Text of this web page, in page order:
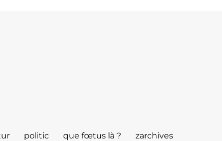
politic que fœtus là ? zarchives